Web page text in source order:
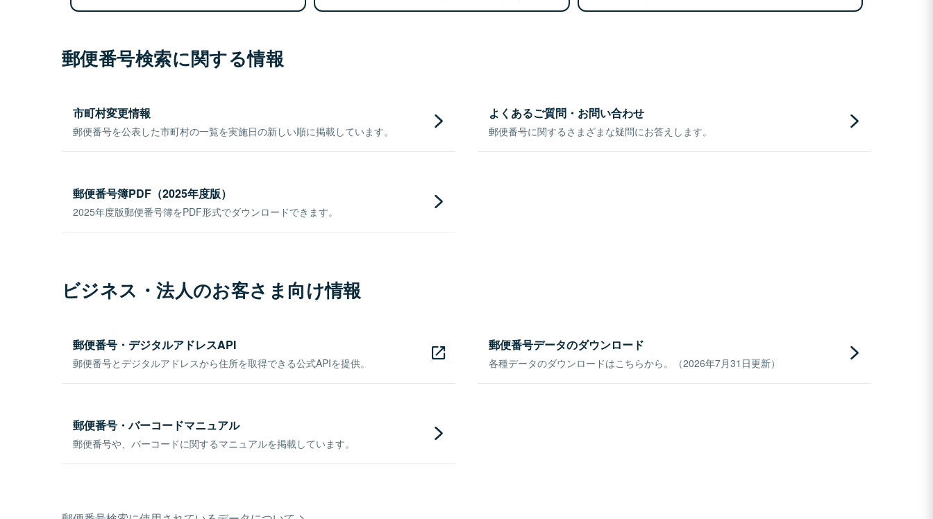
郵便番号検索に関する情報
市町村変更情報
郵便番号を公表した市町村の一覧を実施日の新しい順に掲載しています。
よくあるご質問・お問い合わせ
郵便番号に関するさまざまな疑問にお答えします。
郵便番号簿PDF（2025年度版）
2025年度版郵便番号簿をPDF形式でダウンロードできます。
ビジネス・法人のお客さま向け情報
郵便番号・デジタルアドレスAPI
郵便番号とデジタルアドレスから住所を取得できる公式APIを提供。
郵便番号データのダウンロード
各種データのダウンロードはこちらから。（2026年7月31日更新）
郵便番号・バーコードマニュアル
郵便番号や、バーコードに関するマニュアルを掲載しています。